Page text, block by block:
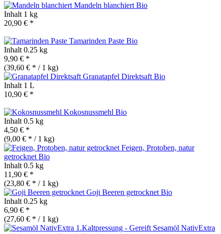
Mandeln blanchiert Bio
Inhalt 1 kg
20,90 € *
Tamarinden Paste Bio
Inhalt 0.25 kg
9,90 € *
(39,60 € * / 1 kg)
Granatapfel Direktsaft Bio
Inhalt 1 L
10,90 € *
Kokosnussmehl Bio
Inhalt 0.5 kg
4,50 € *
(9,00 € * / 1 kg)
Feigen, Protoben, natur
getrocknet Bio
Inhalt 0.5 kg
11,90 € *
(23,80 € * / 1 kg)
Goji Beeren getrocknet Bio
Inhalt 0.25 kg
6,90 € *
(27,60 € * / 1 kg)
Sesamöl NativExtra